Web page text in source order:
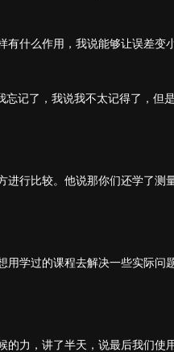
什么作用，我说能够让误差变
记了，我说我不太记得了，但
行比较。他说那你们还学了测
学过的课程去解决一些实际问
力，讲了半天，说最后我们使